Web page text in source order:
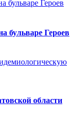
бульваре Героев
области